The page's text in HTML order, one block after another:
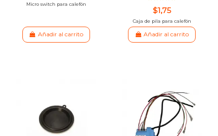
Micro switch para calefón
Añadir al carrito
$1,75
Caja de pila para calefón
Añadir al carrito